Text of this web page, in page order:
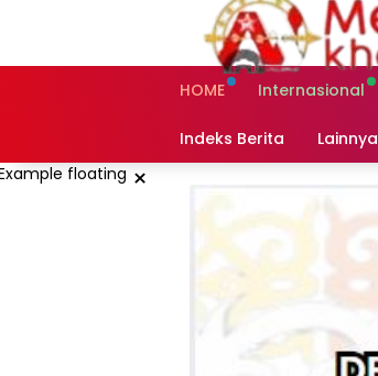
HOME
Internasional
Indeks Berita Lainnya
×